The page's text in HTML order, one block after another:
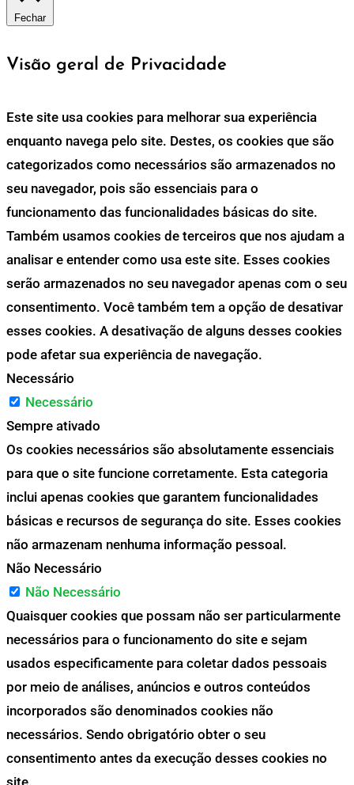
Fechar
Visão geral de Privacidade
Este site usa cookies para melhorar sua experiência
enquanto navega pelo site. Destes, os cookies que são
categorizados como necessários são armazenados no
seu navegador, pois são essenciais para o
funcionamento das funcionalidades básicas do site.
Também usamos cookies de terceiros que nos ajudam a
analisar e entender como usa este site. Esses cookies
serão armazenados no seu navegador apenas com o seu
consentimento. Você também tem a opção de desativar
esses cookies. A desativação de alguns desses cookies
pode afetar sua experiência de navegação.
Necessário
Necessário
Sempre ativado
Os cookies necessários são absolutamente essenciais
para que o site funcione corretamente. Esta categoria
inclui apenas cookies que garantem funcionalidades
básicas e recursos de segurança do site. Esses cookies
não armazenam nenhuma informação pessoal.
Não Necessário
Não Necessário
Quaisquer cookies que possam não ser particularmente
necessários para o funcionamento do site e sejam
usados especificamente para coletar dados pessoais
por meio de análises, anúncios e outros conteúdos
incorporados são denominados cookies não
necessários. Sendo obrigatório obter o seu
consentimento antes da execução desses cookies no